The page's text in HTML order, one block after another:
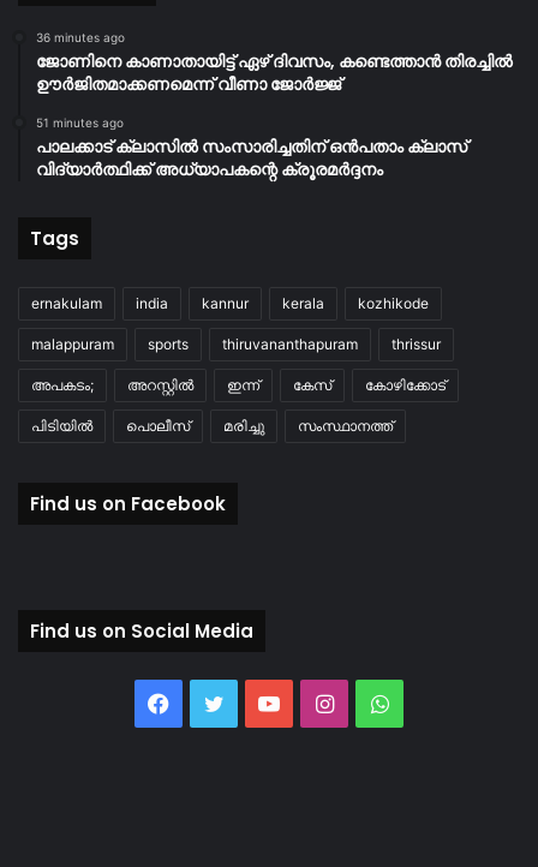
36 minutes ago
ജോണിനെ കാണാതായിട്ട് ഏഴ് ദിവസം‌, കണ്ടെത്താൻ തിരച്ചിൽ
ഊർജിതമാക്കണമെന്ന് വീണാ ജോർജ്ജ്
51 minutes ago
പാലക്കാട് ക്ലാസിൽ സംസാരിച്ചതിന് ഒൻപതാം ക്ലാസ്
വിദ്യാർത്ഥിക്ക് അധ്യാപകന്റെ ക്രൂരമർദ്ദനം
Tags
ernakulam india kannur kerala kozhikode
malappuram sports thiruvananthapuram thrissur
അപകടം; അറസ്റ്റിൽ ഇന്ന് കേസ് കോഴിക്കോട്
പിടിയിൽ പൊലീസ് മരിച്ചു സംസ്ഥാനത്ത്
Find us on Facebook
Find us on Social Media
Facebook
TwitterYouTubeInstagramWhatsApp